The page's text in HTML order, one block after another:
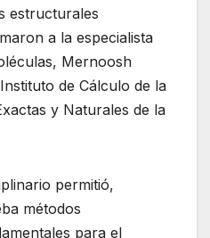
estructurales
a la especialista
Mernoosh
de Cálculo de la
y Naturales de la
permitió,
métodos
para el